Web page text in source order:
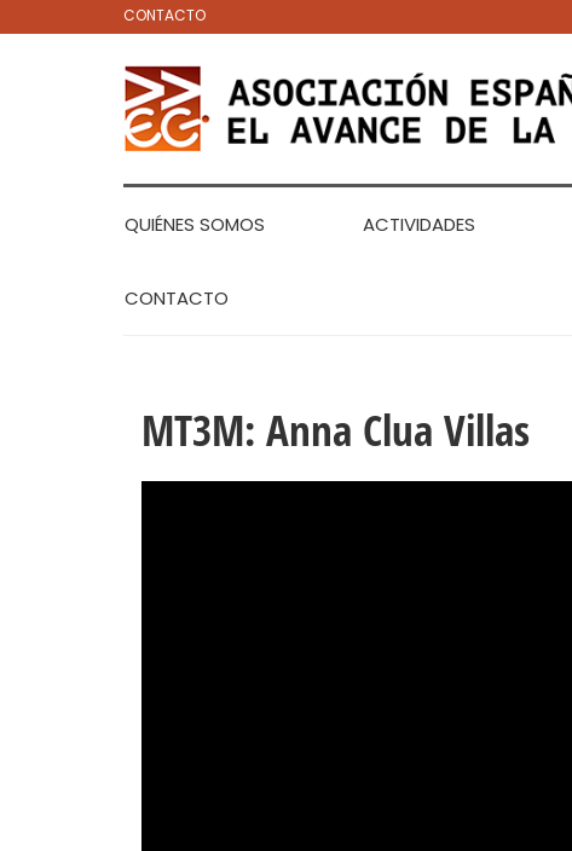
CONTACTO
QUIÉNES SOMOS ACTIVIDADES
CONTACTO
MT3M: Anna Clua Villas